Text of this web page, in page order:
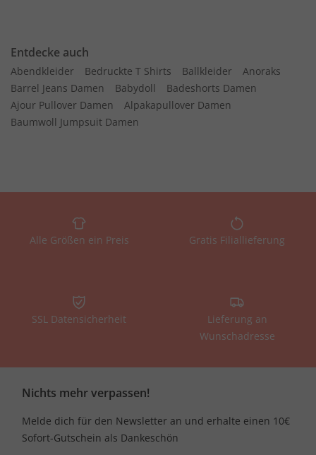
Entdecke auch
Abendkleider Bedruckte T Shirts Ballkleider
Anoraks
Barrel Jeans Damen
Babydoll
Badeshorts Damen
Ajour Pullover Damen
Alpakapullover Damen
Baumwoll Jumpsuit Damen
Alle Größen ein Preis Gratis Filiallieferung
SSL Datensicherheit
Lieferung an
Wunschadresse
Nichts mehr verpassen!
Melde dich für den Newsletter an und erhalte einen 10€
Sofort-Gutschein als Dankeschön